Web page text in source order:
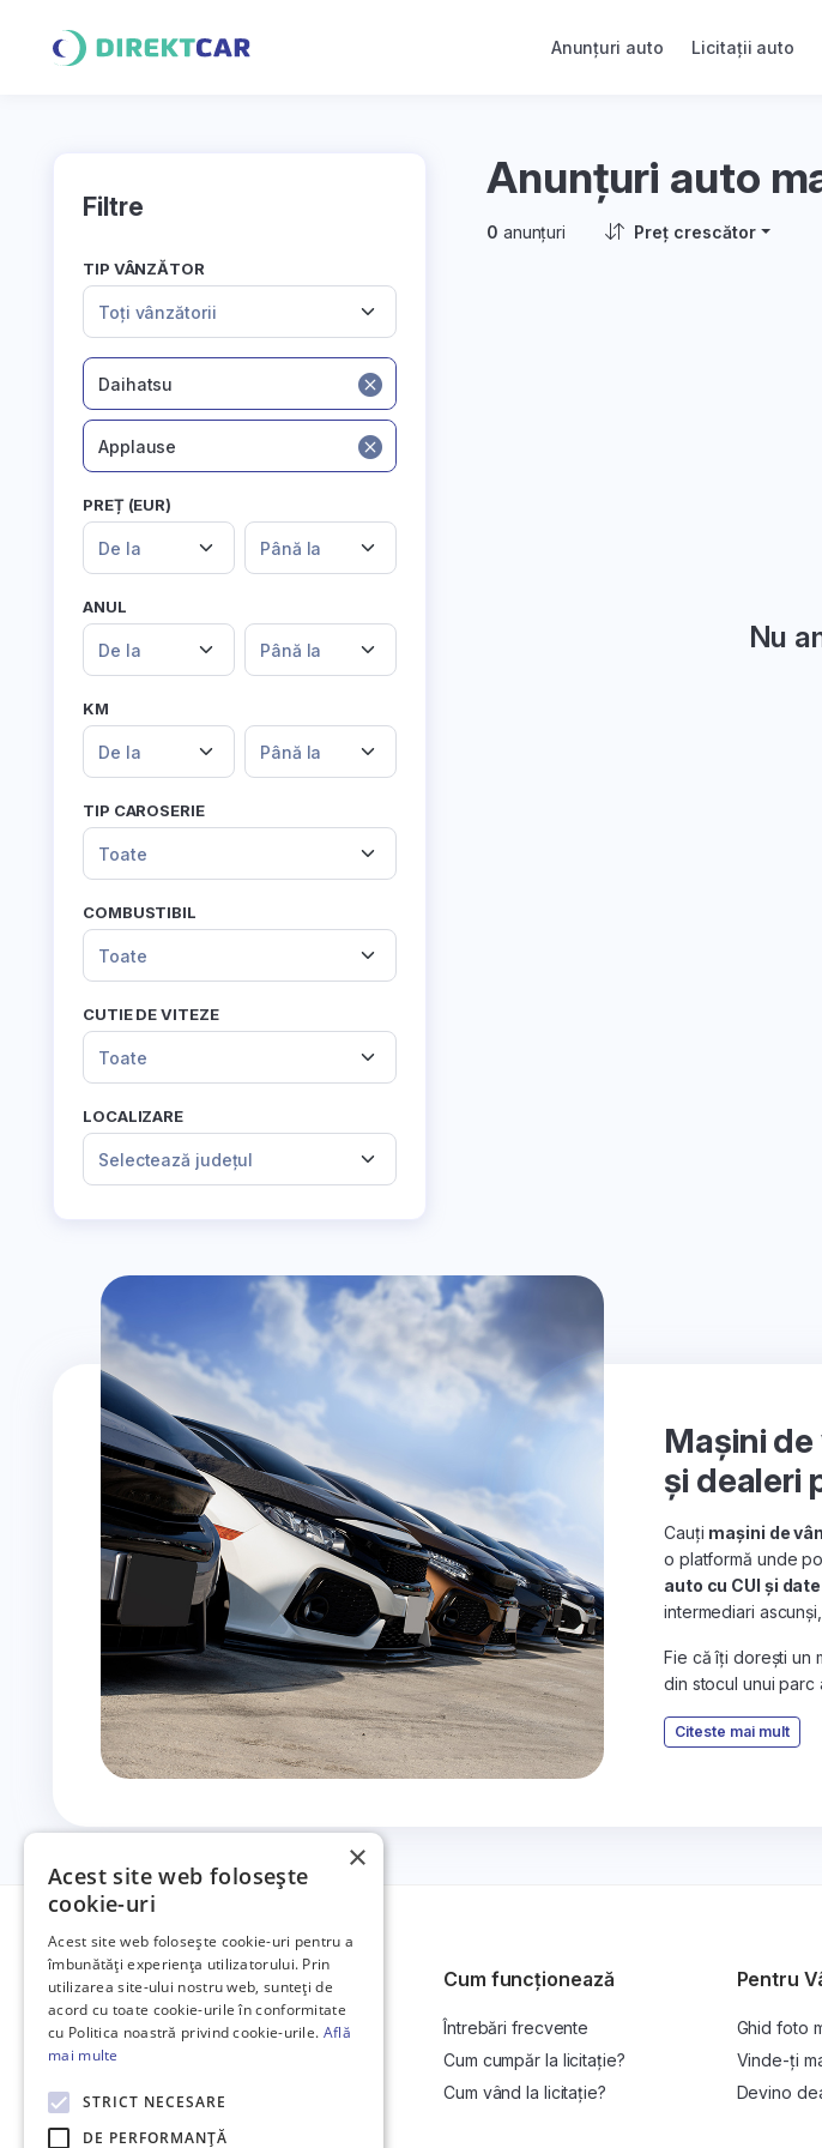
Anunțuri auto Licitații auto
Filtre
TIP VÂNZĂTOR
Toți vânzătorii
Daihatsu
Applause
PREȚ (EUR)
De la Până la
ANUL
De la Până la
KM
De la Până la
TIP CAROSERIE
Toate
COMBUSTIBIL
Toate
CUTIE DE VITEZE
Toate
LOCALIZARE
Selectează județul
Anunțuri auto
0 anunțuri Preț crescător
Nu
Mașini
și dealeri
Cauți mașini de
o platformă unde
auto cu CUI și
intermediari
Fie că îți dorești un
din stocul unui parc
Citeste mai mult
Platformă de anunțuri auto și licitații
auto online.
Cum funcționează
Întrebări frecvente
Cum cumpăr la licitație?
Cum vând la licitație?
Pentru
Ghid foto
Vinde-ți
Devino
×
Acest site web folosește
cookie-uri
Acest site web folosește cookie-uri pentru a
îmbunătăți experiența utilizatorului. Prin
utilizarea site-ului nostru web, sunteți de
acord cu toate cookie-urile în conformitate
cu Politica noastră privind cookie-urile. Află
mai multe
STRICT NECESARE
DE PERFORMANȚĂ